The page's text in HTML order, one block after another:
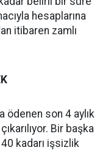
hesaplarına
itibaren zamlı
ödenen son 4 aylık
Bir başka
kadarı işsizlik